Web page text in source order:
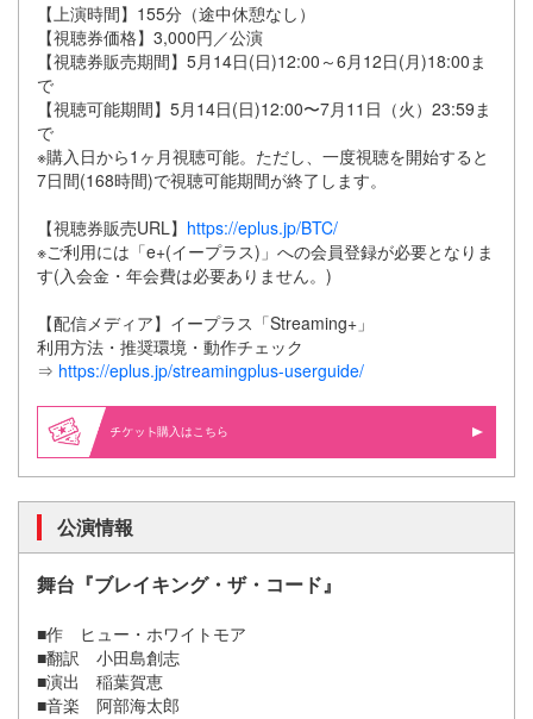
【上演時間】155分（途中休憩なし）
【視聴券価格】3,000円／公演
【視聴券販売期間】5月14日(日)12:00～6月12日(月)18:00ま
で
【視聴可能期間】5月14日(日)12:00〜7月11日（火）23:59ま
で
※購入日から1ヶ月視聴可能。ただし、一度視聴を開始すると
7日間(168時間)で視聴可能期間が終了します。
【視聴券販売URL】 https://eplus.jp/BTC/
※ご利用には「e+(イープラス)」への会員登録が必要となりま
す(入会金・年会費は必要ありません。)
【配信メディア】イープラス「Streaming+」
利用方法・推奨環境・動作チェック
⇒ https://eplus.jp/streamingplus-userguide/
購入はこちら
公演情報
舞台『ブレイキング・ザ・コード』
■作 ヒュー・ホワイトモア
■翻訳 小田島創志
■演出 稲葉賀恵
■音楽 阿部海太郎